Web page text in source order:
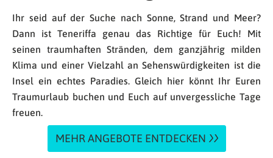
Ihr seid auf der Suche nach Sonne, Strand und Meer?
Dann ist Teneriffa genau das Richtige für Euch! Mit
seinen traumhaften Stränden, dem ganzjährig milden
Klima und einer Vielzahl an Sehenswürdigkeiten ist die
Insel ein echtes Paradies. Gleich hier könnt Ihr Euren
Traumurlaub buchen und Euch auf unvergessliche Tage
freuen.
MEHR ANGEBOTE ENTDECKEN